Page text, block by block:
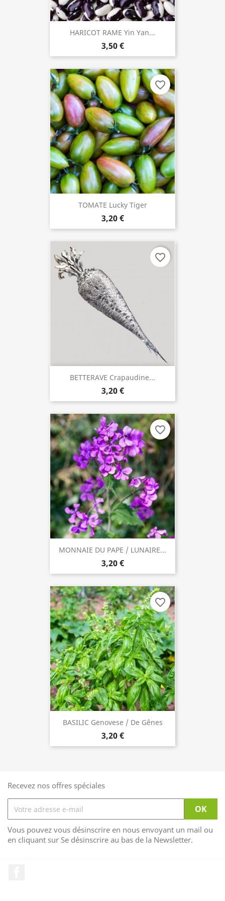
HARICOT RAME Yin Yan...
3,50 €
TOMATE Lucky Tiger
3,20 €
favorite_border
BETTERAVE Crapaudine...
3,20 €
favorite_border
MONNAIE DU PAPE / LUNAIRE...
3,20 €
favorite_border
BASILIC Genovese / De Gênes
3,20 €
favorite_border
Recevez nos offres spéciales
Vous pouvez vous désinscrire en nous envoyant un mail ou
en cliquant sur Se désinscrire au bas de la Newsletter.